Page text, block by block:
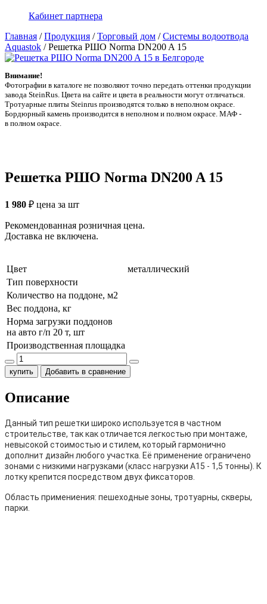
Кабинет партнера
Главная /Продукция /Торговый дом /Системы водоотвода
Aquastok /Решетка РШО Norma DN200 A 15
Внимание!
Фотографии в каталоге не позволяют точно передать оттенки продукции
заводa SteinRus. Цвета на сайте и цвета в реальности могут отличаться.
Тротуарные плиты Steinrus производятся только в неполном окрасе.
Бордюрный камень производится в неполном и полном окрасе. МАФ -
в полном окрасе.
Решетка РШО Norma DN200 A 15
1 980 ₽ цена за шт
Рекомендованная розничная цена.
Доставка не включена.
Цвет
металлический
Тип поверхности
Количество на поддоне, м2
Вес поддона, кг
Норма загрузки поддонов
на авто г/п 20 т, шт
Производственная площадка
купить Добавить в сравнение
Описание
Данный тип решетки широко используется в частном
строительстве, так как отличается легкостью при монтаже,
невысокой стоимостью и стилем, который гармонично
дополнит дизайн любого участка. Её применение ограничено
зонами с низкими нагрузками (класс нагрузки А15 - 1,5 тонны). К
лотку крепится посредством двух фиксаторов.
Область примениения: пешеходные зоны, тротуарны, скверы,
парки.